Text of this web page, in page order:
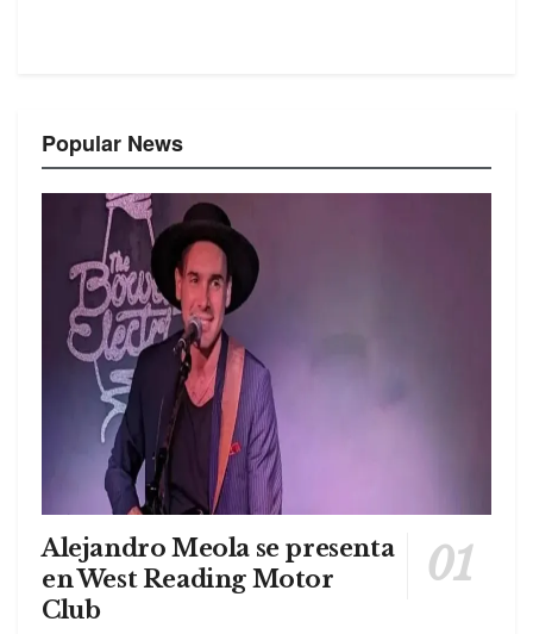
Popular News
Alejandro Meola se presenta
en West Reading Motor
Club